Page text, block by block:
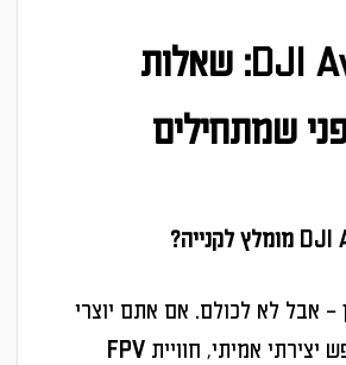
DJI Avata 360: שאלות
שמתחילים
– אבל לא לכולם. אם אתם יוצרי
תוכן שרוצים חופש יצירתי אמיתי, חוויית FPV